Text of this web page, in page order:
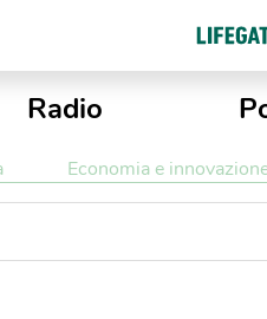
Radio
Economia e